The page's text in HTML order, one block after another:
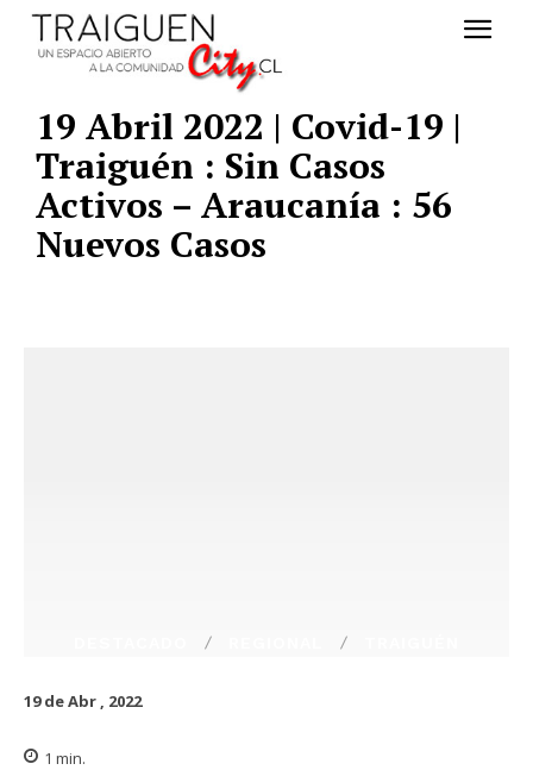
19 Abril 2022 | Covid-19 |
Traiguén : Sin Casos
Activos – Araucanía : 56
Nuevos Casos
19 de Abr , 2022
1 min.